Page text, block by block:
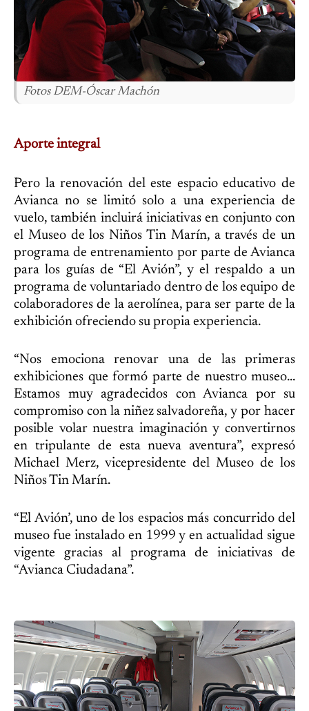
Fotos DEM-Óscar Machón
Aporte integral
Pero la renovación del este espacio educativo de
Avianca no se limitó solo a una experiencia de
vuelo, también incluirá iniciativas en conjunto con
el Museo de los Niños Tin Marín, a través de un
programa de entrenamiento por parte de Avianca
para los guías de “El Avión”, y el respaldo a un
programa de voluntariado dentro de los equipo de
colaboradores de la aerolínea, para ser parte de la
exhibición ofreciendo su propia experiencia.
“Nos emociona renovar una de las primeras
exhibiciones que formó parte de nuestro museo…
Estamos muy agradecidos con Avianca por su
compromiso con la niñez salvadoreña, y por hacer
posible volar nuestra imaginación y convertirnos
en tripulante de esta nueva aventura”, expresó
Michael Merz, vicepresidente del Museo de los
Niños Tin Marín.
“El Avión’, uno de los espacios más concurrido del
museo fue instalado en 1999 y en actualidad sigue
vigente gracias al programa de iniciativas de
“Avianca Ciudadana”.